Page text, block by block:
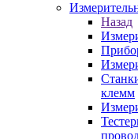
Назад
клемм